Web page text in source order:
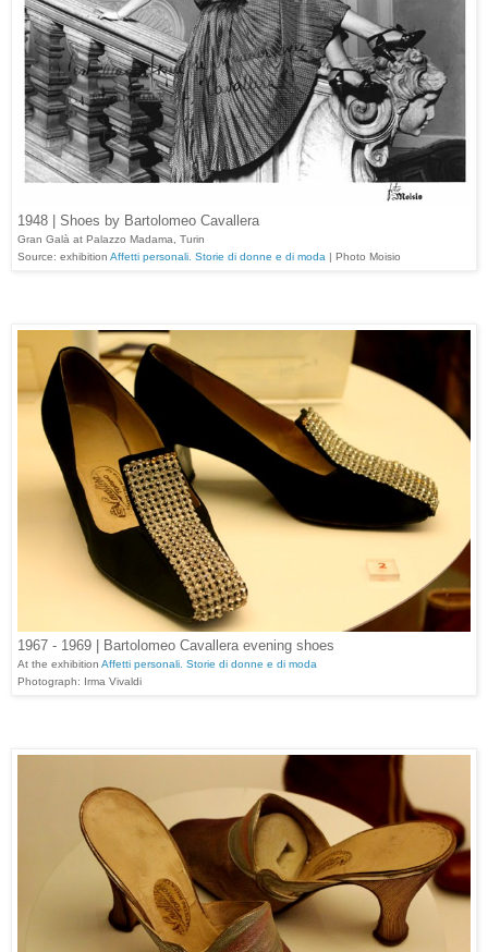
1948 | Shoes by Bartolomeo Cavallera
Gran Galà at Palazzo Madama, Turin
Source: exhibition Affetti personali. Storie di donne e di moda | Photo Moisio
1967 - 1969 | Bartolomeo Cavallera evening shoes
At the exhibition Affetti personali. Storie di donne e di moda
Photograph: Irma Vivaldi